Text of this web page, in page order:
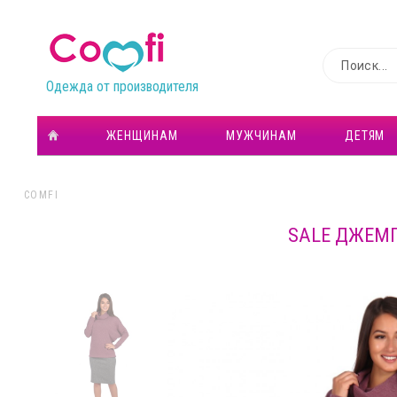
Одежда от производителя
ЖЕНЩИНАМ МУЖЧИНАМ ДЕТЯМ
COMFI
SALE